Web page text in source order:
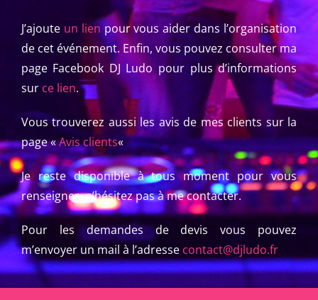
J’ajoute un lienpour vous aider dans l’organisation
de cet événement. Enfin, vous pouvez consulter ma
page Facebook DJ Ludo pour plus d’informations
sur ce lien.
Vous trouverez aussi les avis de mes clients sur la
page «Avis clients«
Je reste disponible à tous moment pour vous
renseigner, n’hésitez pas à me contacter.
Pour les demandes de devis vous pouvez
m’envoyer un mail à l’adresse contact@djludo.fr